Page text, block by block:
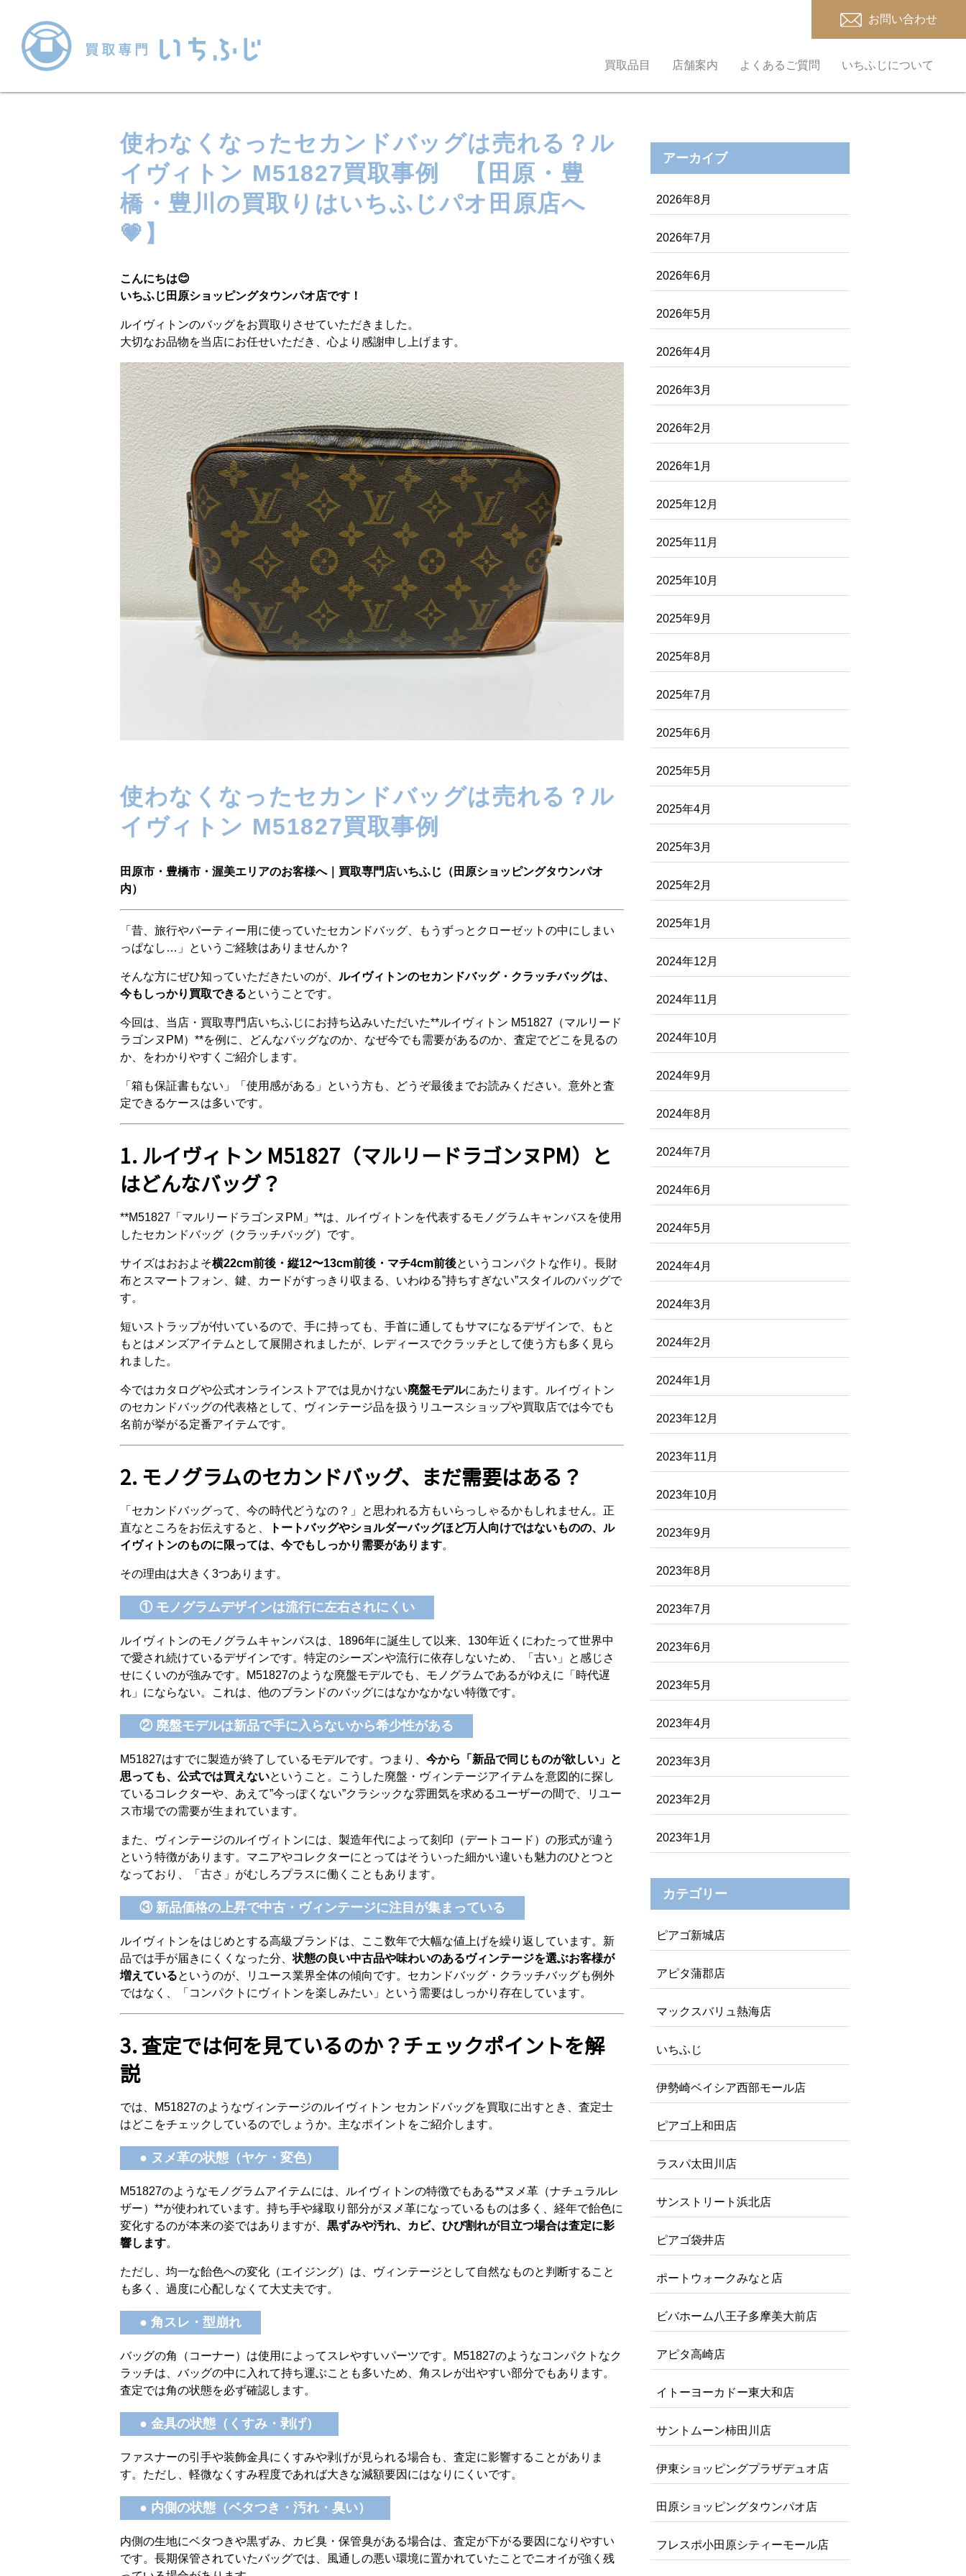
お問い合わせ
買取品目 店舗案内 よくあるご質問 いちふじについて
使わなくなったセカンドバッグは売れる？ル
イヴィトン M51827買取事例 【田原・豊
橋・豊川の買取りはいちふじパオ田原店へ
💗】
こんにちは😊
いちふじ田原ショッピングタウンパオ店です！
ルイヴィトンのバッグをお買取りさせていただきました。
大切なお品物を当店にお任せいただき、心より感謝申し上げます。
使わなくなったセカンドバッグは売れる？ル
イヴィトン M51827買取事例
田原市・豊橋市・渥美エリアのお客様へ｜買取専門店いちふじ（田原ショッピングタウンパオ
内）
「昔、旅行やパーティー用に使っていたセカンドバッグ、もうずっとクローゼットの中にしまい
っぱなし…」というご経験はありませんか？
そんな方にぜひ知っていただきたいのが、 ルイヴィトンのセカンドバッグ・クラッチバッグは、
今もしっかり買取できるということです。
今回は、当店・買取専門店いちふじにお持ち込みいただいた**ルイヴィトン M51827（マルリード
ラゴンヌPM）**を例に、どんなバッグなのか、なぜ今でも需要があるのか、査定でどこを見るの
か、をわかりやすくご紹介します。
「箱も保証書もない」「使用感がある」という方も、どうぞ最後までお読みください。意外と査
定できるケースは多いです。
1. ルイヴィトン M51827（マルリードラゴンヌPM）と
はどんなバッグ？
**M51827「マルリードラゴンヌPM」**は、ルイヴィトンを代表するモノグラムキャンバスを使用
したセカンドバッグ（クラッチバッグ）です。
サイズはおおよそ横22cm前後・縦12〜13cm前後・マチ4cm前後というコンパクトな作り。長財
布とスマートフォン、鍵、カードがすっきり収まる、いわゆる”持ちすぎない”スタイルのバッグで
す。
短いストラップが付いているので、手に持っても、手首に通してもサマになるデザインで、もと
もとはメンズアイテムとして展開されましたが、レディースでクラッチとして使う方も多く見ら
れました。
今ではカタログや公式オンラインストアでは見かけない廃盤モデルにあたります。ルイヴィトン
のセカンドバッグの代表格として、ヴィンテージ品を扱うリユースショップや買取店では今でも
名前が挙がる定番アイテムです。
2. モノグラムのセカンドバッグ、まだ需要はある？
「セカンドバッグって、今の時代どうなの？」と思われる方もいらっしゃるかもしれません。正
直なところをお伝えすると、
トートバッグやショルダーバッグほど万人向けではないものの、ル
イヴィトンのものに限っては、今でもしっかり需要があります。
その理由は大きく3つあります。
① モノグラムデザインは流行に左右されにくい
ルイヴィトンのモノグラムキャンバスは、1896年に誕生して以来、130年近くにわたって世界中
で愛され続けているデザインです。特定のシーズンや流行に依存しないため、「古い」と感じさ
せにくいのが強みです。M51827のような廃盤モデルでも、モノグラムであるがゆえに「時代遅
れ」にならない。これは、他のブランドのバッグにはなかなかない特徴です。
② 廃盤モデルは新品で手に入らないから希少性がある
M51827はすでに製造が終了しているモデルです。つまり、 今から「新品で同じものが欲しい」と
思っても、公式では買えないということ。こうした廃盤・ヴィンテージアイテムを意図的に探し
ているコレクターや、あえて”今っぽくない”クラシックな雰囲気を求めるユーザーの間で、リユー
ス市場での需要が生まれています。
また、ヴィンテージのルイヴィトンには、製造年代によって刻印（デートコード）の形式が違う
という特徴があります。マニアやコレクターにとってはそういった細かい違いも魅力のひとつと
なっており、「古さ」がむしろプラスに働くこともあります。
③ 新品価格の上昇で中古・ヴィンテージに注目が集まっている
ルイヴィトンをはじめとする高級ブランドは、ここ数年で大幅な値上げを繰り返しています。新
品では手が届きにくくなった分、状態の良い中古品や味わいのあるヴィンテージを選ぶお客様が
増えているというのが、リユース業界全体の傾向です。セカンドバッグ・クラッチバッグも例外
ではなく、「コンパクトにヴィトンを楽しみたい」という需要はしっかり存在しています。
3. 査定では何を見ているのか？チェックポイントを解
説
では、M51827のようなヴィンテージのルイヴィトン セカンドバッグを買取に出すとき、査定士
はどこをチェックしているのでしょうか。主なポイントをご紹介します。
● ヌメ革の状態（ヤケ・変色）
M51827のようなモノグラムアイテムには、ルイヴィトンの特徴でもある**ヌメ革（ナチュラルレ
ザー）**が使われています。持ち手や縁取り部分がヌメ革になっているものは多く、経年で飴色に
変化するのが本来の姿ではありますが、 黒ずみや汚れ、カビ、ひび割れが目立つ場合は査定に影
響します。
ただし、均一な飴色への変化（エイジング）は、ヴィンテージとして自然なものと判断すること
も多く、過度に心配しなくて大丈夫です。
● 角スレ・型崩れ
バッグの角（コーナー）は使用によってスレやすいパーツです。M51827のようなコンパクトなク
ラッチは、バッグの中に入れて持ち運ぶことも多いため、角スレが出やすい部分でもあります。
査定では角の状態を必ず確認します。
● 金具の状態（くすみ・剥げ）
ファスナーの引手や装飾金具にくすみや剥げが見られる場合も、査定に影響することがありま
す。ただし、軽微なくすみ程度であれば大きな減額要因にはなりにくいです。
● 内側の状態（ベタつき・汚れ・臭い）
内側の生地にベタつきや黒ずみ、カビ臭・保管臭がある場合は、査定が下がる要因になりやすい
です。長期保管されていたバッグでは、風通しの悪い環境に置かれていたことでニオイが強く残
アーカイブ
2026年8月
2026年7月
2026年6月
2026年5月
2026年4月
2026年3月
2026年2月
2026年1月
2025年12月
2025年11月
2025年10月
2025年9月
2025年8月
2025年7月
2025年6月
2025年5月
2025年4月
2025年3月
2025年2月
2025年1月
2024年12月
2024年11月
2024年10月
2024年9月
2024年8月
2024年7月
2024年6月
2024年5月
2024年4月
2024年3月
2024年2月
2024年1月
2023年12月
2023年11月
2023年10月
2023年9月
2023年8月
2023年7月
2023年6月
2023年5月
2023年4月
2023年3月
2023年2月
2023年1月
カテゴリー
ピアゴ新城店
アピタ蒲郡店
マックスバリュ熱海店
いちふじ
伊勢崎ベイシア西部モール店
ピアゴ上和田店
ラスパ太田川店
サンストリート浜北店
ピアゴ袋井店
ポートウォークみなと店
ビバホーム八王子多摩美大前店
アピタ高崎店
イトーヨーカドー東大和店
サントムーン柿田川店
伊東ショッピングプラザデュオ店
田原ショッピングタウンパオ店
フレスポ小田原シティーモール店